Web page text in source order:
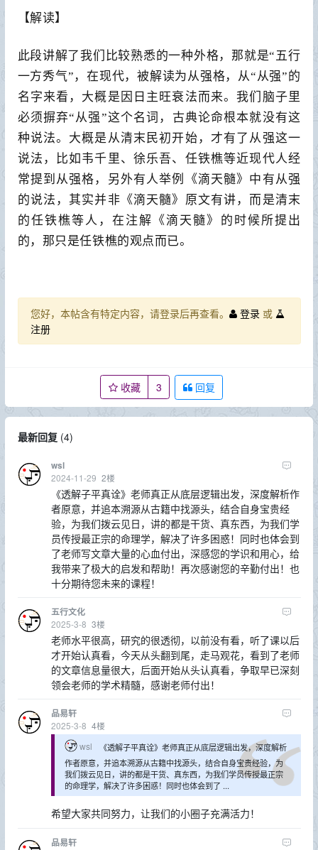
【解读】
此段讲解了我们比较熟悉的一种外格，那就是“五行
一方秀气”，在现代，被解读为从强格，从“从强”的
名字来看，大概是因日主旺衰法而来。我们脑子里
必须摒弃“从强”这个名词，古典论命根本就没有这
种说法。大概是从清末民初开始，才有了从强这一
说法，比如韦千里、徐乐吾、任铁樵等近现代人经
常提到从强格，另外有人举例《滴天髓》中有从强
的说法，其实并非《滴天髓》原文有讲，而是清末
的任铁樵等人，在注解《滴天髓》的时候所提出
的，那只是任铁樵的观点而已。
您好，本帖含有特定内容，请登录后再查看。 登录 或
注册
收藏 3 回复
最新回复(4)
wsl
2024-11-29 2楼
《透解子平真诠》老师真正从底层逻辑出发，深度解析作
者原意，并追本溯源从古籍中找源头，结合自身宝贵经
验，为我们拨云见日，讲的都是干货、真东西，为我们学
员传授最正宗的命理学，解决了许多困惑！同时也体会到
了老师写文章大量的心血付出，深感您的学识和用心，给
我带来了极大的启发和帮助！再次感谢您的辛勤付出！也
十分期待您未来的课程！
五行文化
2025-3-8 3楼
老师水平很高，研究的很透彻，以前没有看，听了课以后
才开始认真看，今天从头翻到尾，走马观花，看到了老师
的文章信息量很大，后面开始从头认真看，争取早已深刻
领会老师的学术精髓，感谢老师付出！
品易轩
2025-3-8 4楼
wsl
《透解子平真诠》老师真正从底层逻辑出发，深度解析
作者原意，并追本溯源从古籍中找源头，结合自身宝贵经验，为
我们拨云见日，讲的都是干货、真东西，为我们学员传授最正宗
的命理学，解决了许多困惑！同时也体会到了 ...
希望大家共同努力，让我们的小圈子充满活力！
品易轩